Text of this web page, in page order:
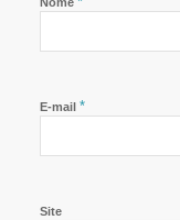
Nome
E-mail *
Site